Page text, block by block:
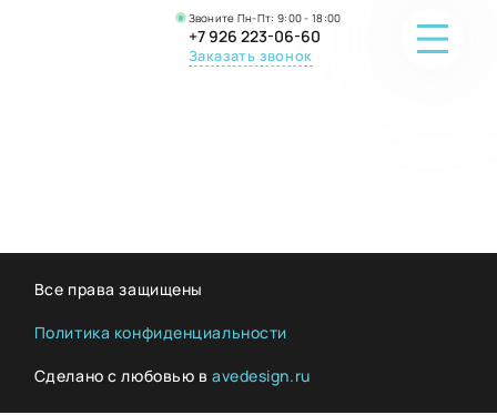
Звоните Пн-Пт: 9:00 - 18:00
+7 926 223-06-60
Заказать звонок
ОНЛАЙН-ПРОДАЖА
ВОПРОС-ОТВЕТ
КОНТАКТЫ
Все права защищены
Политика конфиденциальности
Сделано с любовью в avedesign.ru